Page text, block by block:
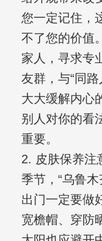
您一定记住，
不了您的价值
家人，寻求专
友群，与“同
大大缓解内心
别人对你的看
重要。
2. 皮肤保养注
季节，“乌鲁木
出门一定要做
宽檐帽、穿防